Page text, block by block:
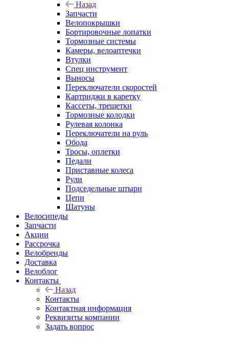
Назад
Запчасти
Велопокрышки
Бортировочные лопатки
Тормозные системы
Камеры, велоаптечки
Втулки
Спец инструмент
Выносы
Переключатели скоростей
Картриджи в каретку
Кассеты, трещетки
Тормозные колодки
Рулевая колонка
Переключатели на руль
Обода
Тросы, оплетки
Педали
Приставные колеса
Рули
Подседельные штыри
Цепи
Шатуны
Велосипеды
Запчасти
Акции
Рассрочка
Велобренды
Доставка
Велоблог
Контакты
Назад
Контакты
Контактная информация
Реквизиты компании
Задать вопрос